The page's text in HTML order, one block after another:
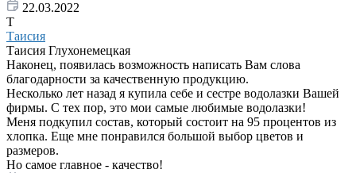
22.03.2022
Т
Таисия
Таисия Глухонемецкая
Наконец, появилась возможность написать Вам слова
благодарности за качественную продукцию.
Несколько лет назад я купила себе и сестре водолазки Вашей
фирмы. С тех пор, это мои самые любимые водолазки!
Меня подкупил состав, который состоит на 95 процентов из
хлопка. Еще мне понравился большой выбор цветов и
размеров.
Но самое главное - качество!